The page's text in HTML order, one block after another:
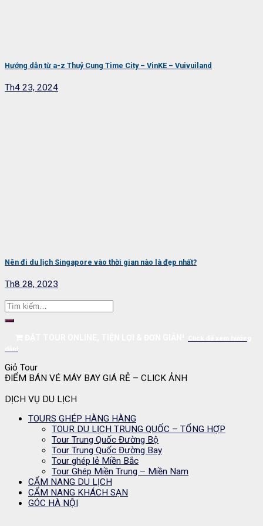
Hướng dẫn từ a-z Thuỷ Cung Time City – VinKE – Vuivuiland
Th4 23, 2024
Nên đi du lịch Singapore vào thời gian nào là đẹp nhất?
Th8 28, 2023
Giỏ Tour
ĐIỂM BÁN VÉ MÁY BAY GIÁ RẺ – CLICK ẢNH
DỊCH VỤ DU LỊCH
TOURS GHÉP HÀNG HÀNG
TOUR DU LỊCH TRUNG QUỐC – TỔNG HỢP
Tour Trung Quốc Đường Bộ
Tour Trung Quốc Đường Bay
Tour ghép lẻ Miền Bắc
Tour Ghép Miền Trung – Miền Nam
CẨM NANG DU LỊCH
CẨM NANG KHÁCH SẠN
GÓC HÀ NỘI